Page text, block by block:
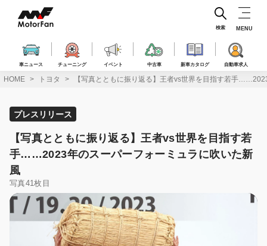
ス
車ニュース チューニング イベント 中古車 新車カタログ 自動車求人
検索 MENU
HOME トヨタ 【写真とともに振り返る】王者vs世界を目指す若手
プレスリリース
【写真とともに振り返る】王者vs世界を目指す若
手……2023年のスーパーフォーミュラに吹いた新
風
写真41枚目